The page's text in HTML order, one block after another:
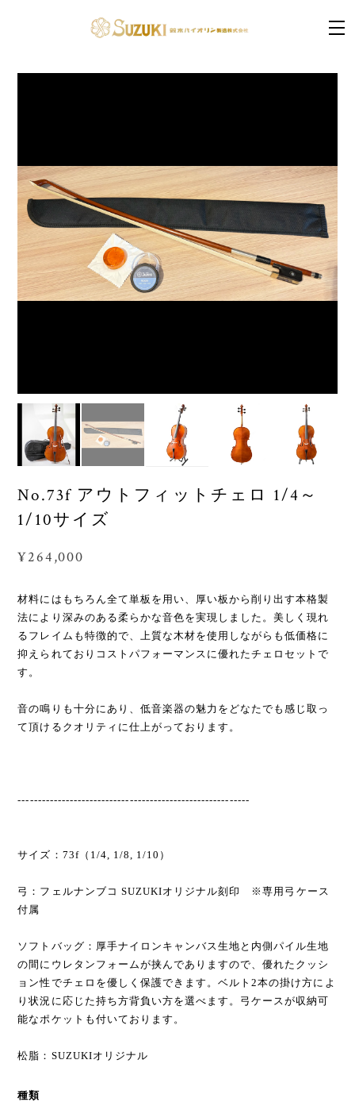
No.73f アウトフィットチェロ 1/4～
1/10サイズ
¥264,000
材料にはもちろん全て単板を用い、厚い板から削り出す本格製
法により深みのある柔らかな音色を実現しました。美しく現れ
るフレイムも特徴的で、上質な木材を使用しながらも低価格に
抑えられておりコストパフォーマンスに優れたチェロセットで
す。
音の鳴りも十分にあり、低音楽器の魅力をどなたでも感じ取っ
て頂けるクオリティに仕上がっております。
----------------------------------------------------------
サイズ：73f（1/4, 1/8, 1/10）
弓：フェルナンブコ SUZUKIオリジナル刻印 ※専用弓ケース
付属
ソフトバッグ：厚手ナイロンキャンバス生地と内側パイル生地
の間にウレタンフォームが挟んでありますので、優れたクッシ
ョン性でチェロを優しく保護できます。ベルト2本の掛け方によ
り状況に応じた持ち方背負い方を選べます。弓ケースが収納可
能なポケットも付いております。
松脂：SUZUKIオリジナル
種類